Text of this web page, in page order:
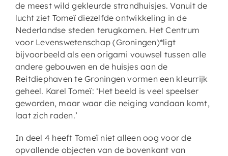
de meest wild gekleurde strandhuisjes. Vanuit de
lucht ziet Tomeï diezelfde ontwikkeling in de
Nederlandse steden terugkomen. Het Centrum
voor Levenswetenschap (Groningen)*ligt
bijvoorbeeld als een origami vouwsel tussen alle
andere gebouwen en de huisjes aan de
Reitdiephaven te Groningen vormen een kleurrijk
geheel. Karel Tomeï: ‘Het beeld is veel speelser
geworden, maar waar die neiging vandaan komt,
laat zich raden.’
In deel 4 heeft Tomeï niet alleen oog voor de
opvallende objecten van de bovenkant van